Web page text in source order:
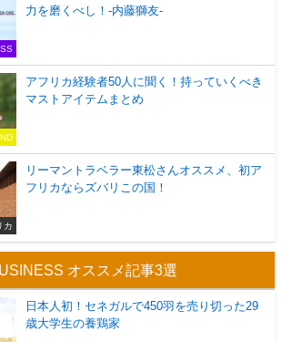
力を磨くべし！-内藤獅友-
アフリカ経験者50人に聞く！持っていくべき
マストアイテムまとめ
カ
リーマントラベラー東松さんオススメ、初ア
フリカならズバリこの国！
オススメ記事3選
日本人初！セネガルで450羽を売り切った29
歳大学生の養鶏家